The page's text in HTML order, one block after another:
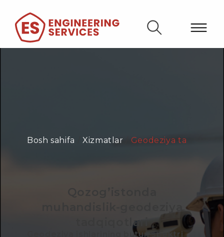
Bosh sahifa Xizmatlar Geodeziya tadqiqotlari
tadqiqotlari
Geodeziya ishlarining butun spektri